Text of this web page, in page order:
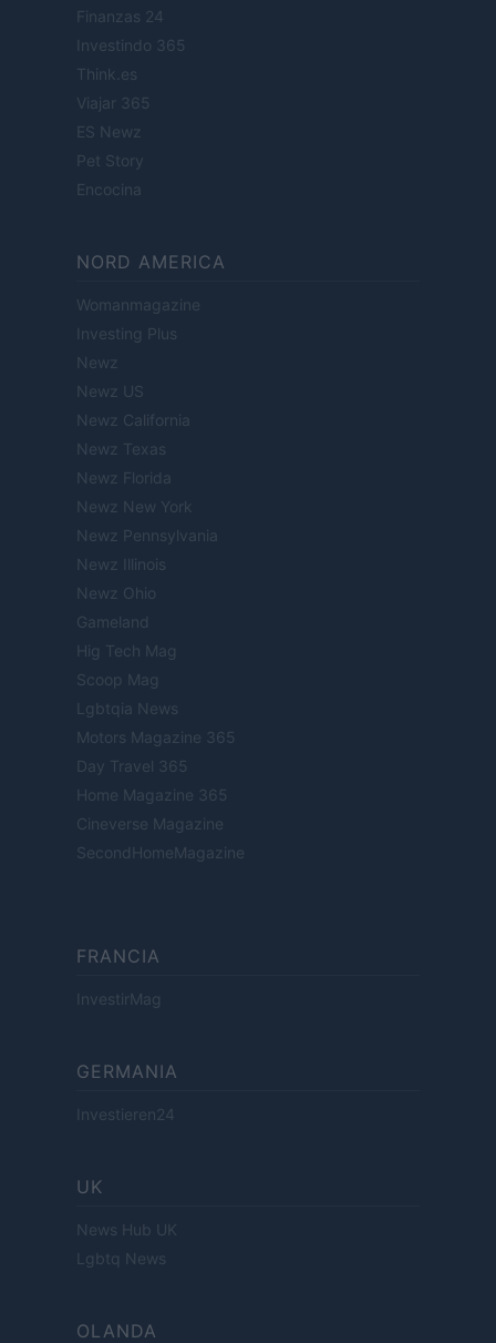
Finanzas 24
Investindo 365
Think.es
Viajar 365
ES Newz
Pet Story
Encocina
NORD AMERICA
Womanmagazine
Investing Plus
Newz
Newz US
Newz California
Newz Texas
Newz Florida
Newz New York
Newz Pennsylvania
Newz Illinois
Newz Ohio
Gameland
Hig Tech Mag
Scoop Mag
Lgbtqia News
Motors Magazine 365
Day Travel 365
Home Magazine 365
Cineverse Magazine
SecondHomeMagazine
FRANCIA
InvestirMag
GERMANIA
Investieren24
UK
News Hub UK
Lgbtq News
OLANDA